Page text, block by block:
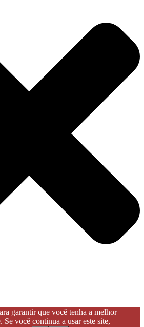
garantir que você tenha a melhor
Se você continua a usar este site,